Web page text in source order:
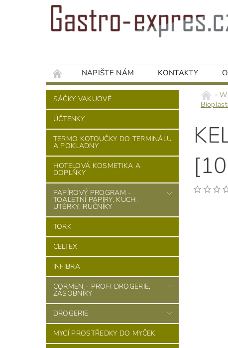
NAPIŠTE NÁM KONTAKTY
SÁČKY VAKUOVÉ
ÚČTENKY
TERMO KOTOUČKY DO TERMINÁLU
A POKLADNY
HOTELOVÁ KOSMETIKA A
DOPLŇKY
PAPÍROVÝ PROGRAM -
TOALETNÍ PAPÍRY, KUCH.
UTĚRKY, RUČNÍKY
TORK
CELTEX
INFIBRA
CORMEN - PROFI DROGERIE,
ZÁSOBNÍKY
DROGERIE
MYCÍ PROSTŘEDKY DO MYČEK